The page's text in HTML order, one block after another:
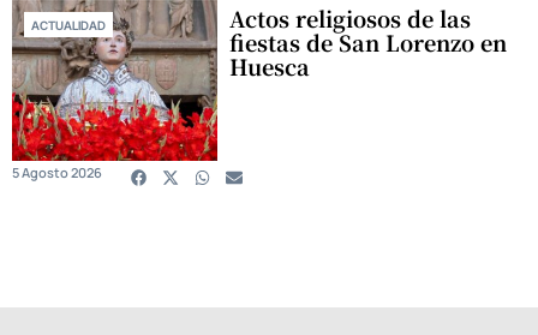
ACTUALIDAD Actos religiosos de las
fiestas de San Lorenzo en
Huesca
5 Agosto 2026